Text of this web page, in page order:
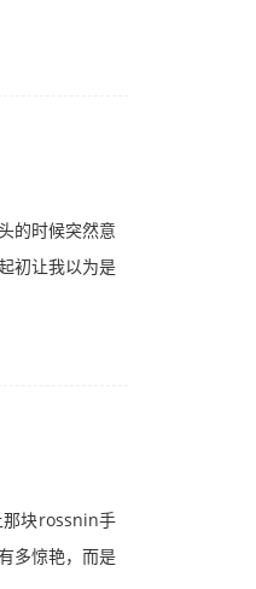
的时候突然意
初让我以为是
那块rossnin手
多惊艳，而是